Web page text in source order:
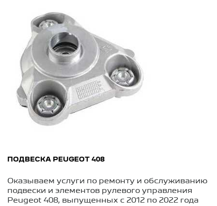
ПОДВЕСКА PEUGEOT 408
Оказываем услуги по ремонту и обслуживанию
подвески и элементов рулевого управления
Peugeot 408, выпущенных с 2012 по 2022 года